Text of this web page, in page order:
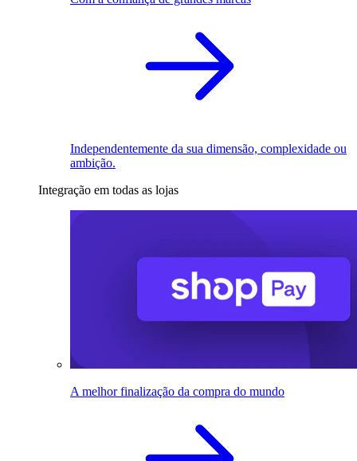
Independentemente da sua dimensão, complexidade ou
ambição.
Integração em todas as lojas
A melhor finalização da compra do mundo